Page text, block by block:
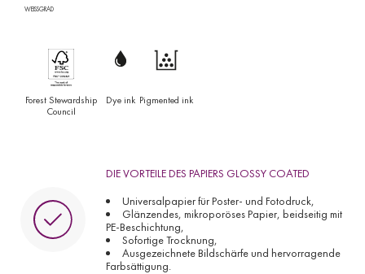
WEISSGRAD
Forest Stewardship
Council
Dye ink Pigmented ink
DIE VORTEILE DES PAPIERS GLOSSY COATED
Universalpapier für Poster- und Fotodruck,
Glänzendes, mikroporöses Papier, beidseitig mit
PE-Beschichtung,
Sofortige Trocknung,
Ausgezeichnete Bildschärfe und hervorragende
Farbsättigung.